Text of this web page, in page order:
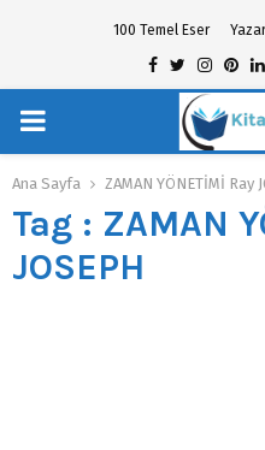
100 Temel Eser
Facebook
Twitter
PRIMARY
MENU
Ana Sayfa ZAMAN YÖNETİMİ Ray
Tag : ZAMAN
JOSEPH